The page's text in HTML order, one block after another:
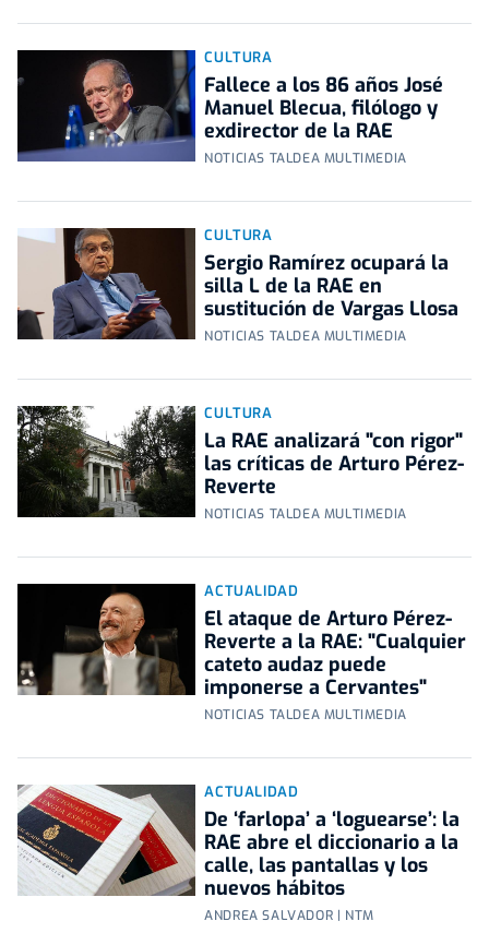
CULTURA
Fallece a los 86 años José
Manuel Blecua, filólogo y
exdirector de la RAE
NOTICIAS TALDEA MULTIMEDIA
CULTURA
Sergio Ramírez ocupará la
silla L de la RAE en
sustitución de Vargas Llosa
NOTICIAS TALDEA MULTIMEDIA
CULTURA
La RAE analizará "con rigor"
las críticas de Arturo Pérez-
Reverte
NOTICIAS TALDEA MULTIMEDIA
ACTUALIDAD
El ataque de Arturo Pérez-
Reverte a la RAE: "Cualquier
cateto audaz puede
imponerse a Cervantes"
NOTICIAS TALDEA MULTIMEDIA
ACTUALIDAD
De ‘farlopa’ a ‘loguearse’: la
RAE abre el diccionario a la
calle, las pantallas y los
nuevos hábitos
ANDREA SALVADOR | NTM